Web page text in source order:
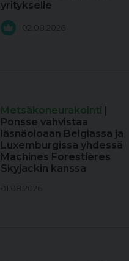
yritykselle
02.08.2026
Metsäkoneurakointi |
Ponsse vahvistaa
läsnäoloaan Belgiassa ja
Luxemburgissa yhdessä
Machines Forestières
Skyjackin kanssa
01.08.2026